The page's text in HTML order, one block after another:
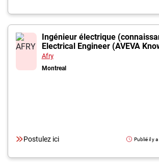
Ingénieur électrique
Electrical Engineer (AVEVA
Afry
Montreal
Postulez ici Publié il y